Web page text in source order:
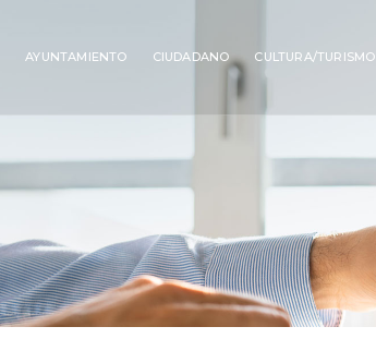
AYUNTAMIENTO CIUDADANO CULTURA/TURISMO